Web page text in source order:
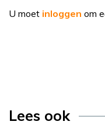
U moet inloggen om
Lees ook